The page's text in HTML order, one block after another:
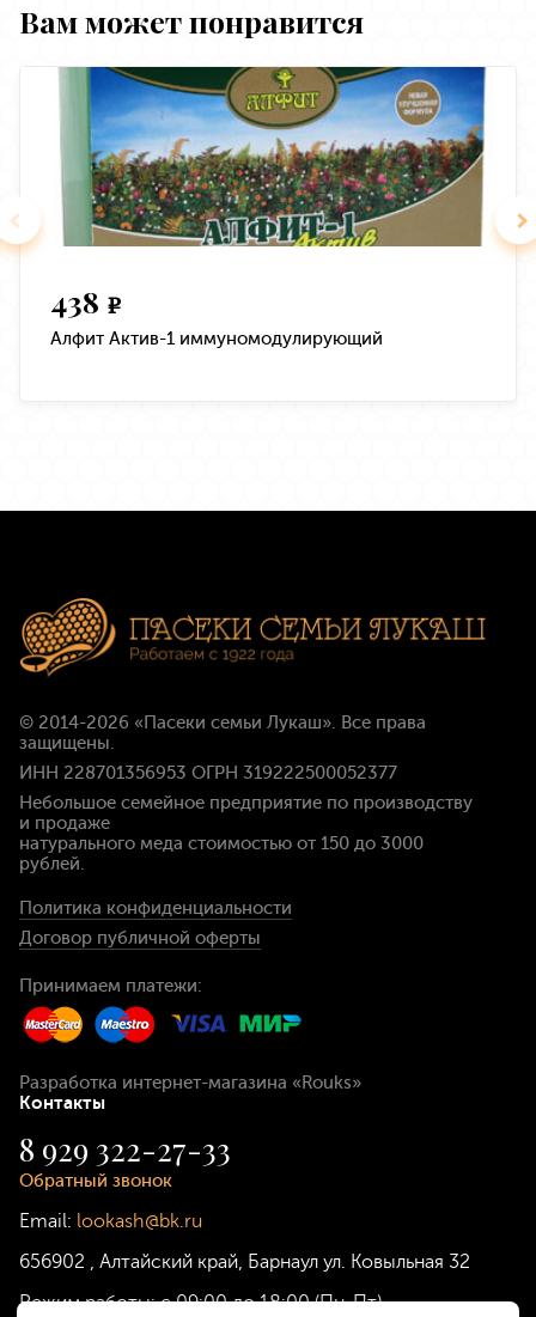
Вам может понравится
438 e
Алфит Актив-1 иммуномодулирующий
© 2014-2026 «Пасеки семьи Лукаш». Все права
защищены.
ИНН 228701356953 ОГРН 319222500052377
Небольшое семейное предприятие по производству
и продаже
натурального меда стоимостью от 150 до 3000
рублей.
Политика конфиденциальности
Договор публичной оферты
Принимаем платежи:
Разработка интернет-магазина «Rouks»
Контакты
8 929 322-27-33
Обратный звонок
Email: lookash@bk.ru
656902
Алтайский край, Барнаул ул. Ковыльная 32
Режим работы:с 09:00 до 18:00 (Пн-Пт)